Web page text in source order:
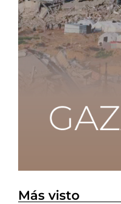
Más visto